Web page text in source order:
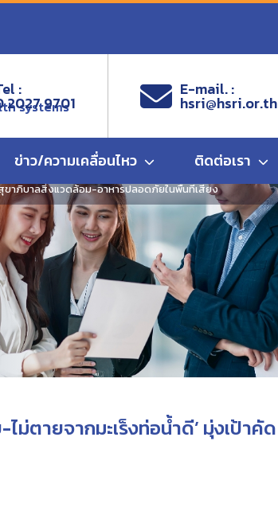
systems
:
2027 9701
E-mail. :
hsri@hsri.or.th
ข่าว/ความเคลื่อนไหว ติดต่อเรา
ขาภิบาลสิ่งแวดล้อม-อาหารปลอดภัยในพื้นที่เสี่ยง
ตายจากมะเร็งท่อน้ำดี’ มุ่งเป้าคัด